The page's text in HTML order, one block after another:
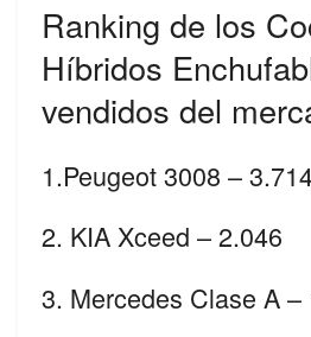
Ranking de los
Híbridos
vendidos del
1.Peugeot 3008 –
2. KIA Xceed – 2.046
3. Mercedes Clase A –